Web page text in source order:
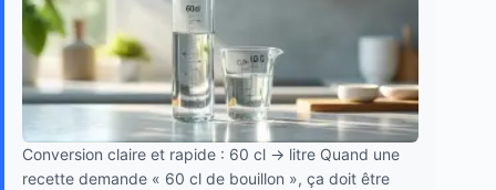
Conversion claire et rapide : 60 cl → litre Quand une
recette demande « 60 cl de bouillon », ça doit être